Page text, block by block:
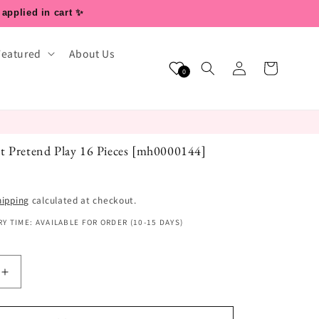
in cart ✨
About Us
0
Log
in
Cart
Pretend Play 16 Pieces [mh0000144]
calculated at checkout.
TIME: AVAILABLE FOR ORDER (10-15 DAYS)
Increase
quantity
for